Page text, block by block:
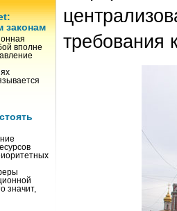
законам
вполне
значит,
требования